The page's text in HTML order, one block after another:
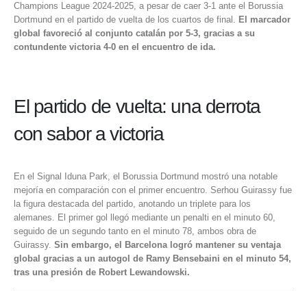
Champions League 2024-2025, a pesar de caer 3-1 ante el Borussia
Dortmund en el partido de vuelta de los cuartos de final. El marcador
global favoreció al conjunto catalán por 5-3, gracias a su
contundente victoria 4-0 en el encuentro de ida.​
El partido de vuelta: una derrota
con sabor a victoria
En el Signal Iduna Park, el Borussia Dortmund mostró una notable
mejoría en comparación con el primer encuentro. Serhou Guirassy fue
la figura destacada del partido, anotando un triplete para los
alemanes. El primer gol llegó mediante un penalti en el minuto 60,
seguido de un segundo tanto en el minuto 78, ambos obra de
Guirassy. Sin embargo, el Barcelona logró mantener su ventaja
global gracias a un autogol de Ramy Bensebaini en el minuto 54,
tras una presión de Robert Lewandowski. ​